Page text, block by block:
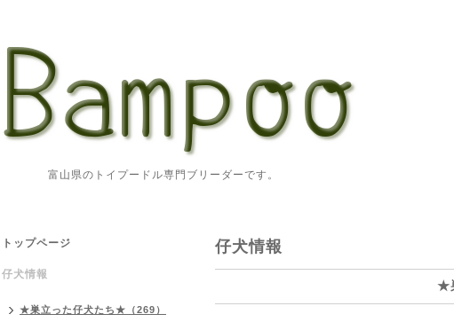
富山県のトイプードル専門ブリーダーです。
仔犬情報
★
トップページ
仔犬情報
★巣立った仔犬たち★（269）